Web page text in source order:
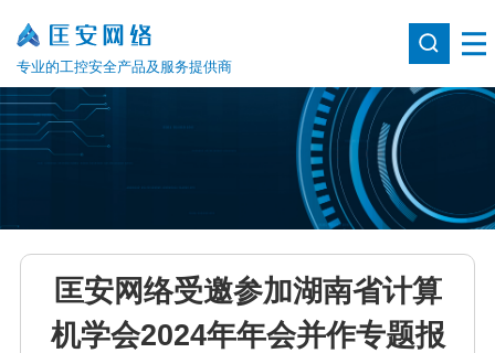
专业的工控安全产品及服务提供商
匡安网络受邀参加湖南省计算
机学会2024年年会并作专题报